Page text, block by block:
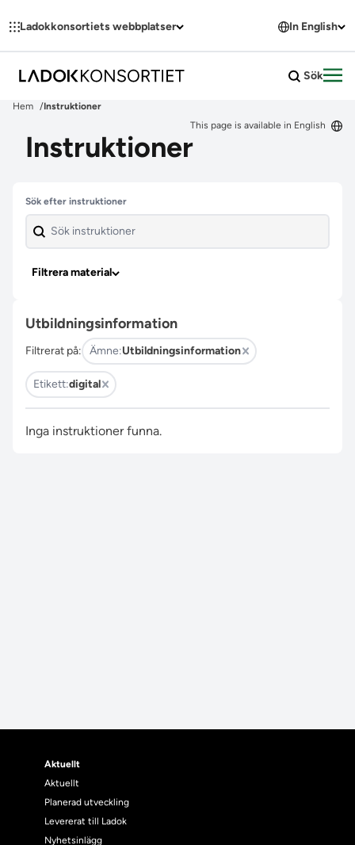
Ladokkonsortiets webbplatser In English
Sök
Hem
Instruktioner
This page is available in English
Instruktioner
Hoppa över filter
Sök efter instruktioner
Filtrera material
Utbildningsinformation
Filtrerat på: Ämne:Utbildningsinformation
Etikett:digital
Inga instruktioner funna.
Aktuellt
Aktuellt
Planerad utveckling
Levererat till Ladok
Nyhetsinlägg